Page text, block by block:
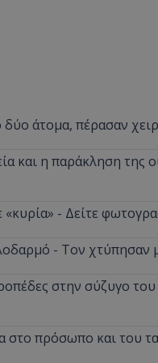
άτομα, πέρασαν
και η παράκληση της
- Δείτε
- Τον χτύπησαν
στην σύζυγο
πρόσωπο και του